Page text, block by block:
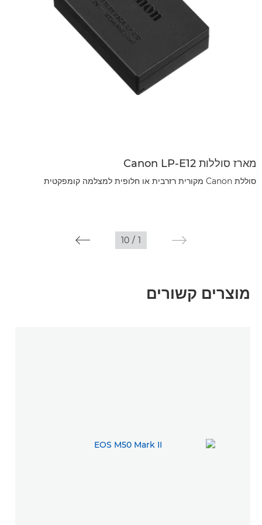
מארז סוללות Canon LP-E12
סוללת Canon מקורית רזרבית או חלופית למצלמה קומפקטית
1
/
10
מוצרים קשורים